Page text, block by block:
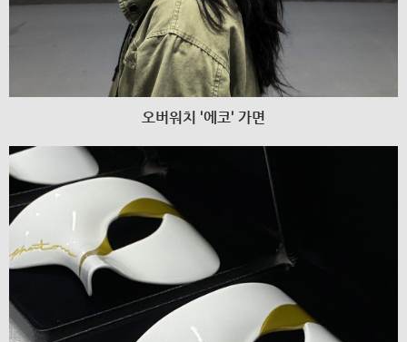
오버워치 '에코' 가면